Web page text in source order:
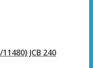
JCB 240